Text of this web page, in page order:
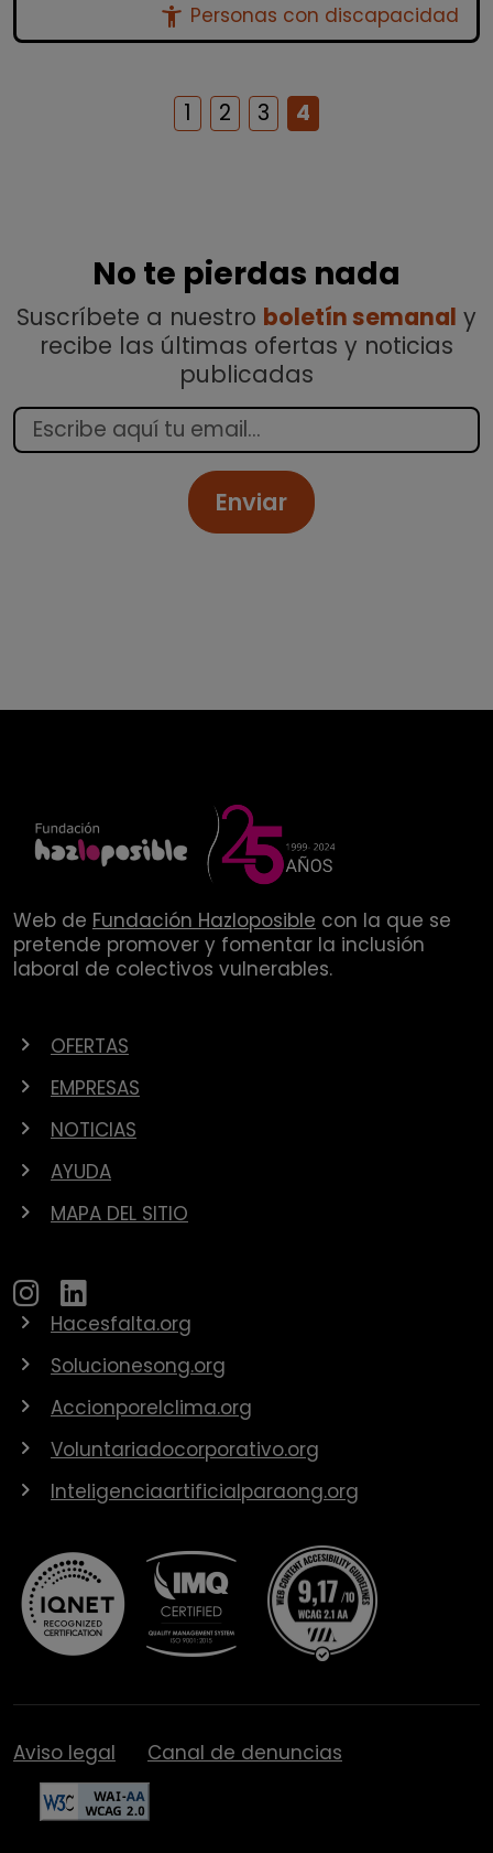
accessibility_new Personas con discapacidad
1 2 3 4
No te pierdas nada
Suscríbete a nuestro boletín semanal y
recibe las últimas ofertas y noticias
publicadas
Enviar
Web de Fundación Hazloposible con la que se
pretende promover y fomentar la inclusión
laboral de colectivos vulnerables.
OFERTAS
EMPRESAS
NOTICIAS
AYUDA
MAPA DEL SITIO
Hacesfalta.org
Solucionesong.org
Accionporelclima.org
Voluntariadocorporativo.org
Inteligenciaartificialparaong.org
Aviso legal Canal de denuncias